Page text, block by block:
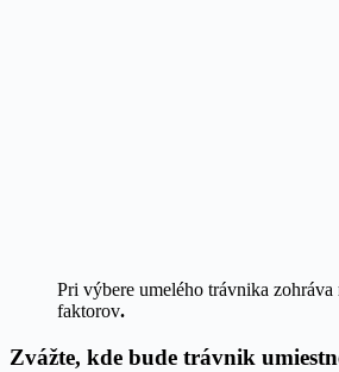
Pri výbere umelého trávnika
faktorov.
Zvážte, kde bude trávnik